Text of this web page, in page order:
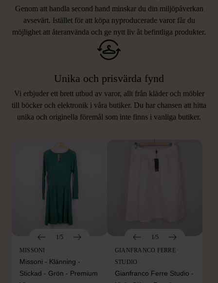
Genom att handla second hand minskar du din miljöpåverkan
avsevärt. Istället för att köpa nyproducerade varor får du
möjlighet att återanvända och ge nytt liv åt befintliga produkter.
Unika och prisvärda fynd
Vi erbjuder ett brett utbud av varor, allt från kläder och möbler
till böcker och elektronik i våra butiker. Du har chansen att hitta
unika och originella föremål som inte finns i vanliga butiker.
LIKNANDE PRODUKTER
Hitta produkter som påminner om denna
1/5
MISSONI
Missoni - Klänning -
Stickad - Grön - Premium
1/5
GIANFRANCO FERRE
STUDIO
Gianfranco Ferre Studio -